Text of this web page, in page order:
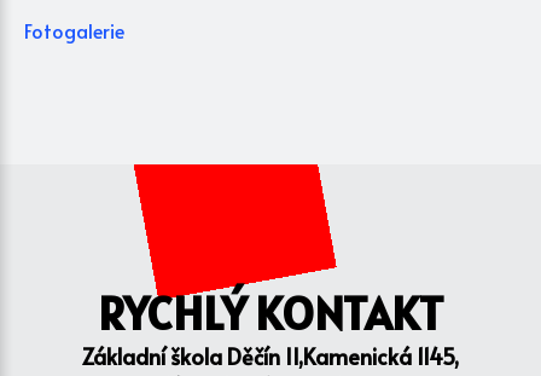
Fotogalerie
RYCHLÝ KONTAKT
Základní škola Děčín II,Kamenická 1145,